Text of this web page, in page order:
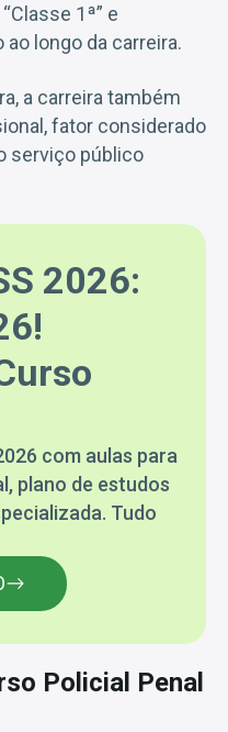
1ª” e
longo da carreira.
a carreira também
fator considerado
serviço público
2026:
com aulas para
plano de estudos
Tudo
Policial Penal